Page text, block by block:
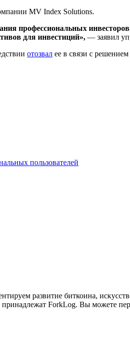
MV Index Solutions.
профессиональных
для инвестиций», — заявил
отозвал ее в связи с
пользователей
развитие биткоина,
ForkLog. Вы можете